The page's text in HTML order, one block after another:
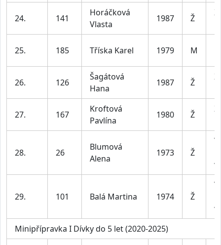
24. 141
Horáčková
Vlasta
1987 Ž
25. 185 Tříska Karel 1979 M
26. 126
Šagátová
Hana
1987 Ž
27. 167
Kroftová
Pavlína
1980 Ž
28. 26
Blumová
Alena
1973 Ž
29. 101 Balá Martina 1974 Ž
Minipřípravka I Dívky do 5 let (2020-2025)